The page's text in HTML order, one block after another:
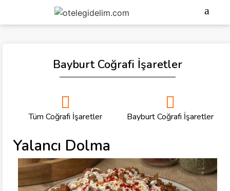
Bayburt Coğrafi İşaretler
Tüm Coğrafi İşaretler Bayburt Coğrafi İşaretler
Yalancı Dolma